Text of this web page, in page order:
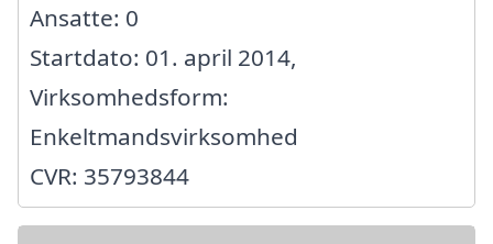
Ansatte: 0
Startdato: 01. april 2014,
Virksomhedsform:
Enkeltmandsvirksomhed
CVR: 35793844